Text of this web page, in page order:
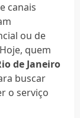
canais
ou de
quem
de Janeiro
buscar
o serviço